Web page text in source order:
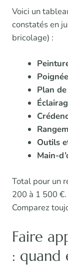
Voici un
constatés en
bricolage) :
Plan
Outils
Main-
Total pour un
200 à 1 500
Comparez
Faire
: quand